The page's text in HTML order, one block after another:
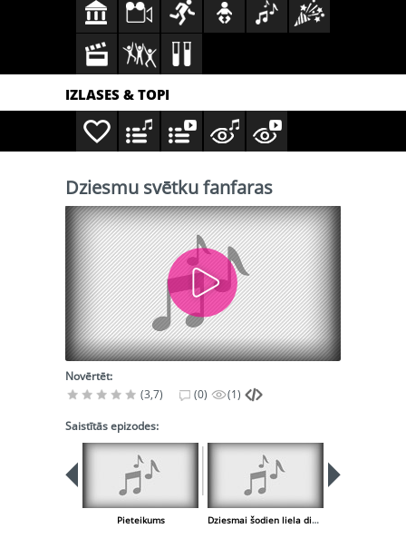
IZLASES & TOPI
Dziesmu svētku fanfaras
Novērtēt:
(3,7)
(0) (1)
Saistītās epizodes:
Pieteikums Dziesmai šodien liela diena